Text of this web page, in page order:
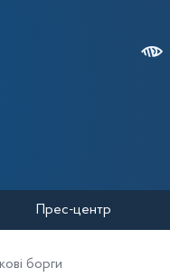
Прес-центр
борги